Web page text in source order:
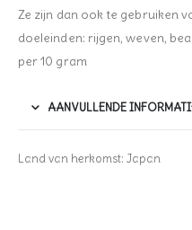
Ze zijn dan ook te gebruiken
doeleinden: rijgen, weven,
per 10 gram
AANVULLENDE
Land van herkomst: Japan